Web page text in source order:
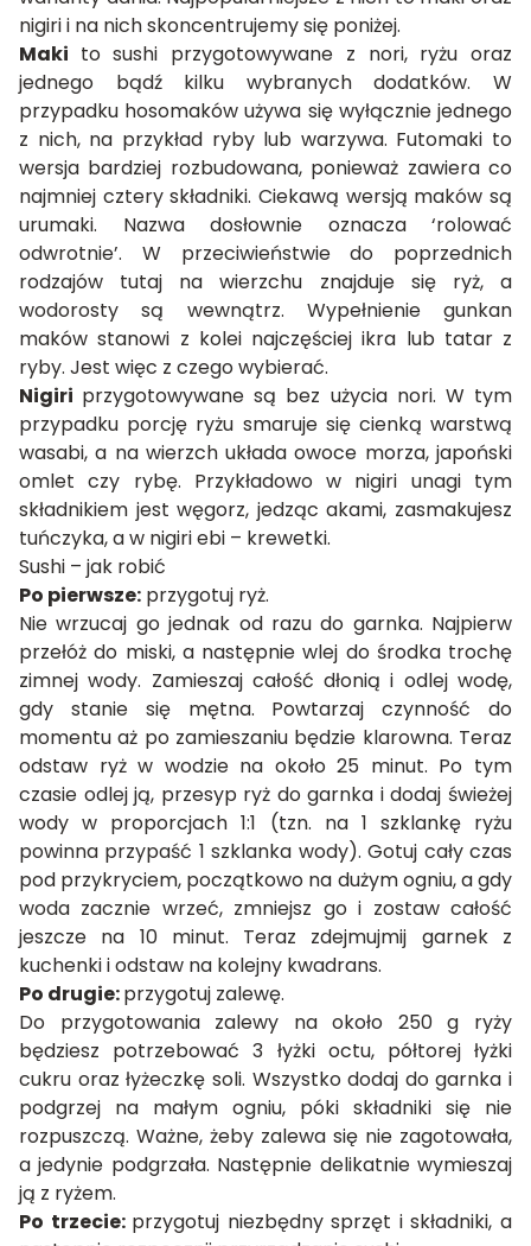
nigiri i na nich skoncentrujemy się poniżej.
Maki to sushi przygotowywane z nori, ryżu oraz
jednego bądź kilku wybranych dodatków. W
przypadku hosomaków używa się wyłącznie jednego
z nich, na przykład ryby lub warzywa. Futomaki to
wersja bardziej rozbudowana, ponieważ zawiera co
najmniej cztery składniki. Ciekawą wersją maków są
urumaki. Nazwa dosłownie oznacza ‘rolować
odwrotnie’. W przeciwieństwie do poprzednich
rodzajów tutaj na wierzchu znajduje się ryż, a
wodorosty są wewnątrz. Wypełnienie gunkan
maków stanowi z kolei najczęściej ikra lub tatar z
ryby. Jest więc z czego wybierać.
Nigiri przygotowywane są bez użycia nori. W tym
przypadku porcję ryżu smaruje się cienką warstwą
wasabi, a na wierzch układa owoce morza, japoński
omlet czy rybę. Przykładowo w nigiri unagi tym
składnikiem jest węgorz, jedząc akami, zasmakujesz
tuńczyka, a w nigiri ebi – krewetki.
Sushi – jak robić
Po pierwsze: przygotuj ryż.
Nie wrzucaj go jednak od razu do garnka. Najpierw
przełóż do miski, a następnie wlej do środka trochę
zimnej wody. Zamieszaj całość dłonią i odlej wodę,
gdy stanie się mętna. Powtarzaj czynność do
momentu aż po zamieszaniu będzie klarowna. Teraz
odstaw ryż w wodzie na około 25 minut. Po tym
czasie odlej ją, przesyp ryż do garnka i dodaj świeżej
wody w proporcjach 1:1 (tzn. na 1 szklankę ryżu
powinna przypaść 1 szklanka wody). Gotuj cały czas
pod przykryciem, początkowo na dużym ogniu, a gdy
woda zacznie wrzeć, zmniejsz go i zostaw całość
jeszcze na 10 minut. Teraz zdejmujmij garnek z
kuchenki i odstaw na kolejny kwadrans.
Po drugie:przygotuj zalewę.
Do przygotowania zalewy na około 250 g ryży
będziesz potrzebować 3 łyżki octu, półtorej łyżki
cukru oraz łyżeczkę soli. Wszystko dodaj do garnka i
podgrzej na małym ogniu, póki składniki się nie
rozpuszczą. Ważne, żeby zalewa się nie zagotowała,
a jedynie podgrzała. Następnie delikatnie wymieszaj
ją z ryżem.
Po trzecie: przygotuj niezbędny sprzęt i składniki, a